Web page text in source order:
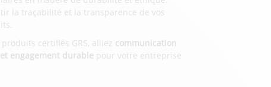
la traçabilité et la transparence de vos
produits certifiés GRS, alliez communication
engagement durable pour votre entreprise